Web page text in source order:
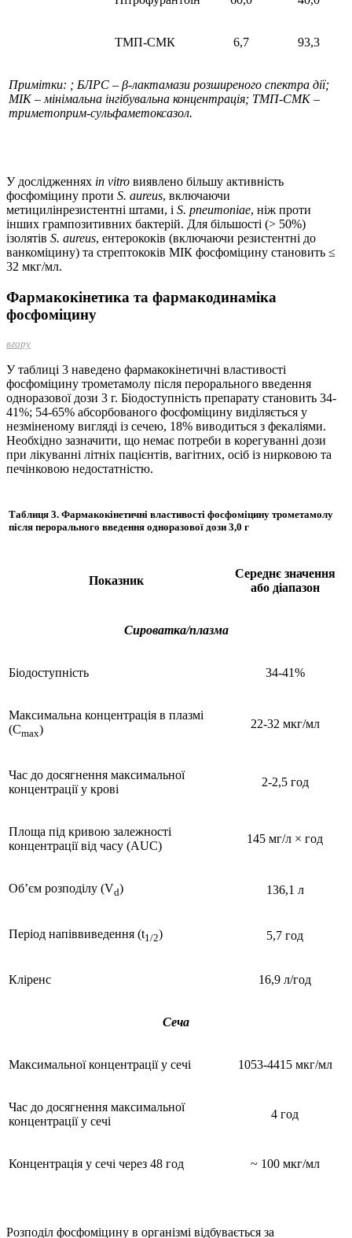
ТМП-СМК 6,7 93,3
Примітки: ; БЛРС – β-лактамази розширеного спектра дії;
МІК – мінімальна інгібувальна концентрація; ТМП-СМК –
триметоприм-сульфамето­ксазол.
У дослідженнях in vitro виявлено більшу активність
фосфоміцину проти S. aureus, включаючи
метицилінрезистентні штами, і S. pneumoniae, ніж проти
інших грампозитивних бактерій. Для більшості (> 50%)
ізолятів S. aureus, ентерококів (включаючи резистентні до
ванкоміцину) та стрептококів МІК фосфоміцину становить ≤
32 мкг/мл.
Фармакокінетика та фармакодинаміка
фосфоміцину
вгору
У таблиці 3 наведено фармакокінетичні властивості
фосфоміцину трометамолу після перорального введення
одноразової дози 3 г. Біодоступність препарату становить 34-
41%; 54-65% абсорбованого фосфоміцину виділяється у
незміненому вигляді із сечею, 18% виводиться з фекаліями.
Необхідно зазначити, що немає потреби в корегуванні дози
при лікуванні літніх пацієнтів, вагітних, осіб із нирковою та
печінковою недостатністю.
Таблиця 3. Фармакокінетичні властивості фосфоміцину трометамолу
після перорального введення одноразової дози 3,0 г
Показник
Середнє значення
або діапазон
Сироватка/плазма
Біодоступність 34-41%
Максимальна концентрація в плазмі
(Сmax) 22-32 мкг/мл
Час до досягнення максимальної
концентрації у крові
2-2,5 год
Площа під кривою залежності
концентрації від часу (AUC)
145 мг/л × год
Об’єм розподілу (Vd) 136,1 л
Період напіввиведення (t1/2) 5,7 год
Кліренс 16,9 л/год
Сеча
Максимальної концентрації у сечі 1053-4415 мкг/мл
Час до досягнення максимальної
концентрації у сечі
4 год
Концентрація у сечі через 48 год ~ 100 мкг/мл
Розподіл фосфоміцину в організмі відбувається за